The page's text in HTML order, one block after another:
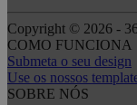
Copyright © 2026 -
COMO FUNCIONA
Submeta o seu design
Use os nossos
SOBRE NÓS